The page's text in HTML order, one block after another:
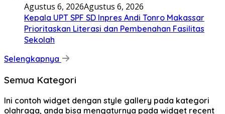
Agustus 6, 2026Agustus 6, 2026
Kepala UPT SPF SD Inpres Andi Tonro Makassar
Prioritaskan Literasi dan Pembenahan Fasilitas
Sekolah
Selengkapnya
Semua Kategori
Ini contoh widget dengan style gallery pada kategori
olahraga, anda bisa mengaturnya pada widget recent